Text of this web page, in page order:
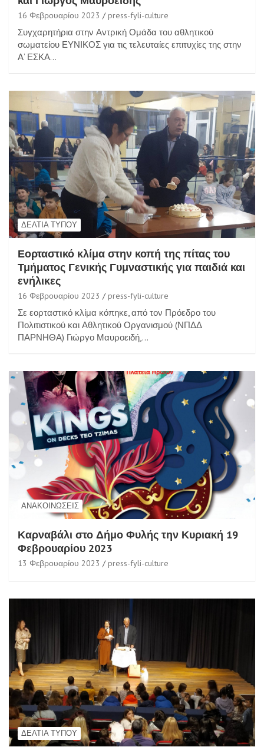
16 Φεβρουαρίου 2023 press-fyli-culture
Συγχαρητήρια στην Αντρική Ομάδα του αθλητικού
σωματείου ΕΥΝΙΚΟΣ για τις τελευταίες επιτυχίες της στην
Α’ ΕΣΚΑ…
ΔΕΛΤΊΑ ΤΎΠΟΥ
Εορταστικό κλίμα στην κοπή της πίτας του
Τμήματος Γενικής Γυμναστικής για παιδιά και
ενήλικες
16 Φεβρουαρίου 2023 press-fyli-culture
Σε εορταστικό κλίμα κόπηκε, από τον Πρόεδρο του
Πολιτιστικού και Αθλητικού Οργανισμού (ΝΠΔΔ
ΠΑΡΝΗΘΑ) Γιώργο Μαυροειδή,…
ΑΝΑΚΟΙΝΏΣΕΙΣ
Καρναβάλι στο Δήμο Φυλής την Κυριακή 19
Φεβρουαρίου 2023
13 Φεβρουαρίου 2023 press-fyli-culture
ΔΕΛΤΊΑ ΤΎΠΟΥ